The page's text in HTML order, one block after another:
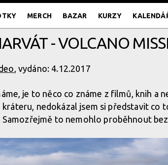
MERCH BAZAR KURZY
- VOLCANO
, vydáno: 4.12.2017
je to něco co známe z filmů, knih a
nedokázal jsem si představit co
to nemohlo proběhnout